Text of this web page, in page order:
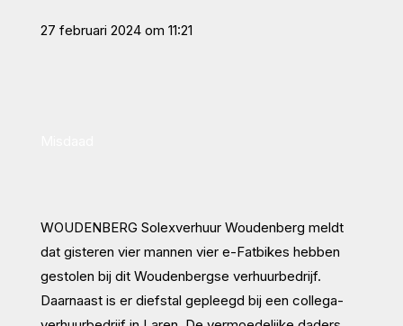
27 februari 2024 om 11:21
WOUDENBERG Solexverhuur Woudenberg meldt
dat gisteren vier mannen vier e-Fatbikes hebben
gestolen bij dit Woudenbergse verhuurbedrijf.
Daarnaast is er diefstal gepleegd bij een collega-